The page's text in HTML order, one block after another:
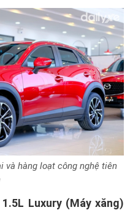
và hàng loạt công nghệ tiên
Luxury (Máy xăng)